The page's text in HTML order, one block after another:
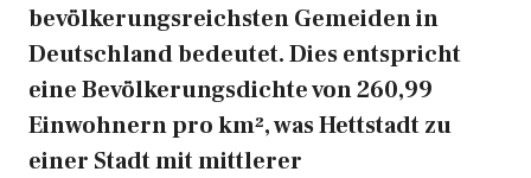
bevölkerungsreichsten Gemeiden in
Deutschland bedeutet. Dies entspricht
eine Bevölkerungsdichte von 260,99
Einwohnern pro km², was Hettstadt zu
einer Stadt mit mittlerer